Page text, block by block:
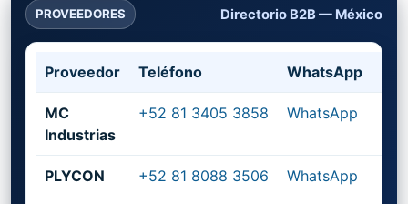
PROVEEDORES Directorio B2B — México
Proveedor Teléfono WhatsApp
MC
Industrias
+52 81 3405 3858 WhatsApp
PLYCON +52 81 8088 3506 WhatsApp